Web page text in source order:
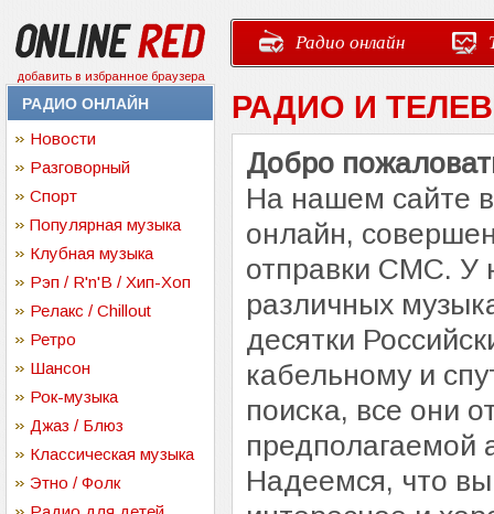
добавить в избранное браузера
Радио онлайн
РАДИО ОНЛАЙН
Новости
Разговорный
Спорт
Популярная музыка
Клубная музыка
Рэп / R'n'B / Хип-Хоп
Релакс / Chillout
Ретро
Шансон
Рок-музыка
Джаз / Блюз
Классическая музыка
Этно / Фолк
РАДИО И
Добро
На нашем сайте
онлайн,
отправки СМС. У
различных
десятки
кабельному и
поиска, все они
предполагаемой
Надеемся, что